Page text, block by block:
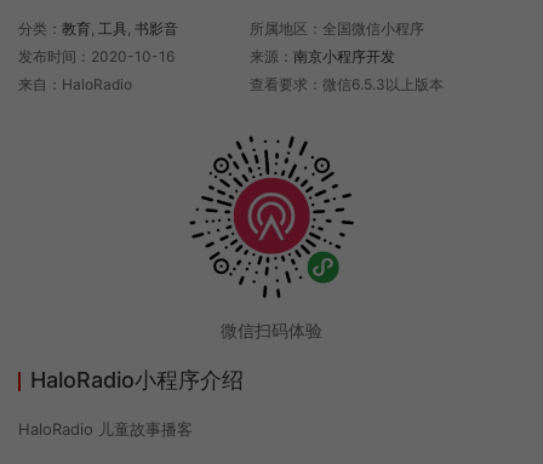
分类： 教育, 工具, 书影音
发布时间：2020-10-16
来自：HaloRadio
所属地区：全国微信小程序
来源： 南京小程序开发
查看要求：微信6.5.3以上版本
微信扫码体验
HaloRadio小程序介绍
HaloRadio 儿童故事播客